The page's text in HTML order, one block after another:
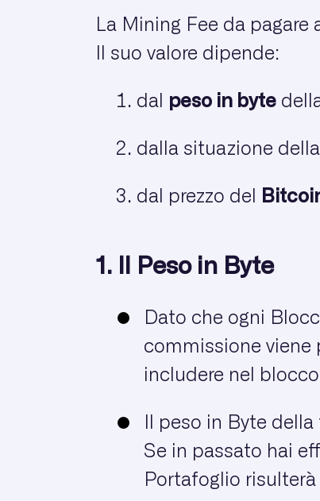
La Mining Fee da
Il suo valore dipende:
dal peso in byte
dalla situazione della
dal prezzo del
1. Il Peso in Byte
Dato che ogni
commissione viene
includere nel
Il peso in Byte
Se in passato hai
Portafoglio